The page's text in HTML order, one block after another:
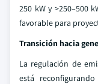
250 kW y >250–500
favorable para
Transición hacia
La regulación de
está